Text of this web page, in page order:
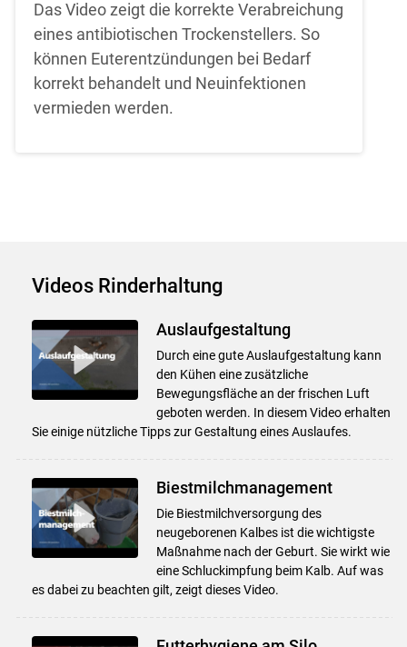
Das Video zeigt die korrekte Verabreichung
eines antibiotischen Trockenstellers. So
können Euterentzündungen bei Bedarf
korrekt behandelt und Neuinfektionen
vermieden werden.
Videos Rinderhaltung
Auslaufgestaltung
Durch eine gute Auslaufgestaltung kann
den Kühen eine zusätzliche
Bewegungsfläche an der frischen Luft
geboten werden. In diesem Video erhalten
Sie einige nützliche Tipps zur Gestaltung eines Auslaufes.
Biestmilchmanagement
Die Biestmilchversorgung des
neugeborenen Kalbes ist die wichtigste
Maßnahme nach der Geburt. Sie wirkt wie
eine Schluckimpfung beim Kalb. Auf was
es dabei zu beachten gilt, zeigt dieses Video.